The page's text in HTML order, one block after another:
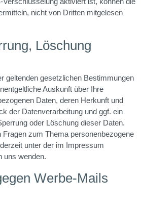
nicht von Dritten mitgelesen
Löschung
geltenden gesetzlichen Bestimmungen
Auskunft über Ihre
Daten, deren Herkunft und
der Datenverarbeitung und ggf. ein
oder Löschung dieser Daten.
zum Thema personenbezogene
unter der im Impressum
uns wenden.
Werbe-Mails